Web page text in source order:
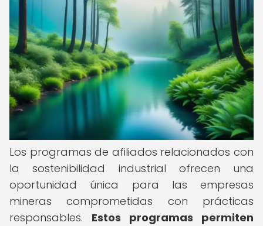
Los programas de afiliados relacionados con
la sostenibilidad industrial ofrecen una
oportunidad única para las empresas
mineras comprometidas con prácticas
responsables. Estos programas permiten